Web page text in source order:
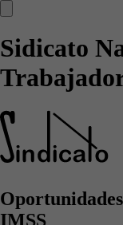
Sidicato
IMSS